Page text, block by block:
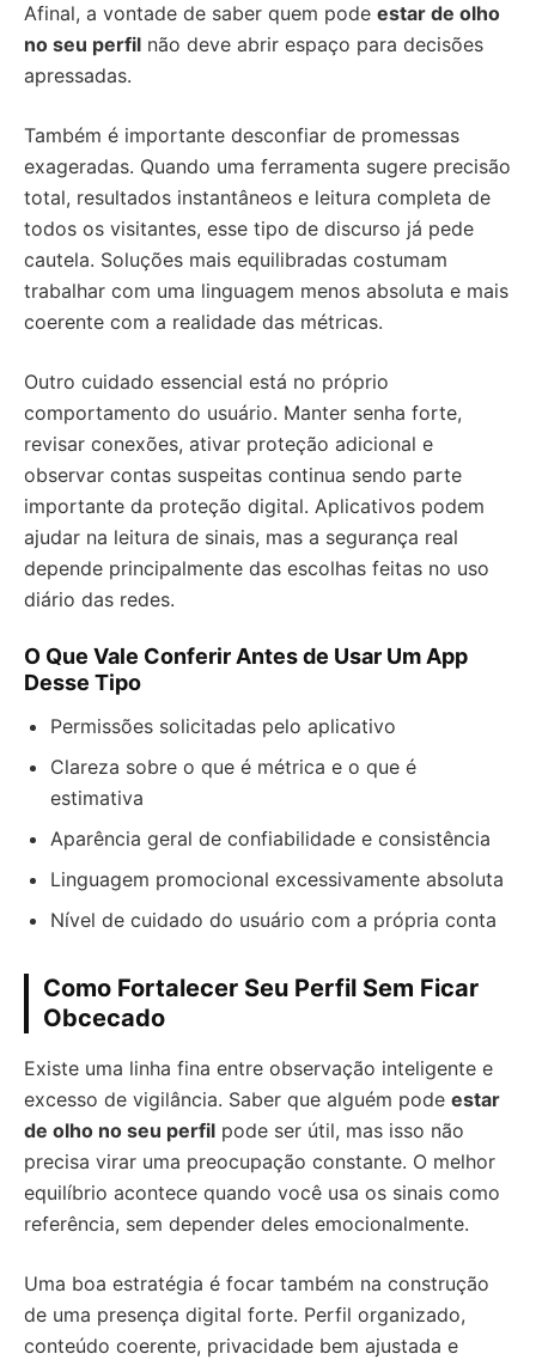
Afinal, a vontade de saber quem pode estar de olho
no seu perfil não deve abrir espaço para decisões
apressadas.
Também é importante desconfiar de promessas
exageradas. Quando uma ferramenta sugere precisão
total, resultados instantâneos e leitura completa de
todos os visitantes, esse tipo de discurso já pede
cautela. Soluções mais equilibradas costumam
trabalhar com uma linguagem menos absoluta e mais
coerente com a realidade das métricas.
Outro cuidado essencial está no próprio
comportamento do usuário. Manter senha forte,
revisar conexões, ativar proteção adicional e
observar contas suspeitas continua sendo parte
importante da proteção digital. Aplicativos podem
ajudar na leitura de sinais, mas a segurança real
depende principalmente das escolhas feitas no uso
diário das redes.
O Que Vale Conferir Antes de Usar Um App
Desse Tipo
Permissões solicitadas pelo aplicativo
Clareza sobre o que é métrica e o que é
estimativa
Aparência geral de confiabilidade e consistência
Linguagem promocional excessivamente absoluta
Nível de cuidado do usuário com a própria conta
Como Fortalecer Seu Perfil Sem Ficar
Obcecado
Existe uma linha fina entre observação inteligente e
excesso de vigilância. Saber que alguém pode estar
de olho no seu perfil pode ser útil, mas isso não
precisa virar uma preocupação constante. O melhor
equilíbrio acontece quando você usa os sinais como
referência, sem depender deles emocionalmente.
Uma boa estratégia é focar também na construção
de uma presença digital forte. Perfil organizado,
conteúdo coerente, privacidade bem ajustada e